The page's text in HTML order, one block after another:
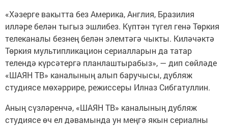
«Хәзерге вакытта без Америка, Англия, Бразилия
илләре белән тыгыз эшлибез. Күптән түгел генә Төркия
телеканалы безнең белән элемтәгә чыкты. Киләчәктә
Төркия мультипликацион сериалларын да татар
телендә күрсәтергә планлаштырабыз», — дип сөйләде
«ШАЯН ТВ» каналының алып баручысы, дубляж
студиясе мөхәррире, режиссеры Илназ Сибгатуллин.
Аның сүзләренчә, «ШАЯН ТВ» каналының дубляж
студиясе өч ел дәвамында ун меңгә якын сериалны